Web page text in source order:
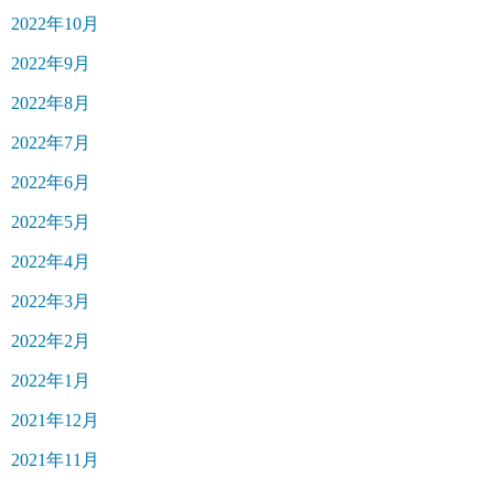
2022年10月
2022年9月
2022年8月
2022年7月
2022年6月
2022年5月
2022年4月
2022年3月
2022年2月
2022年1月
2021年12月
2021年11月